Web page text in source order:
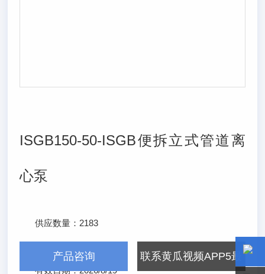
ISGB150-50-ISGB便拆立式管道离
心泵
供应数量： 2183
有效日期：2026/8/19
产品咨询 联系黄瓜视频APP5最